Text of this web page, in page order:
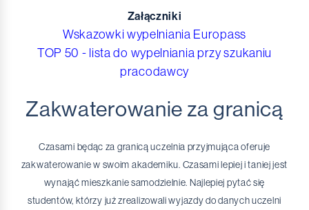
Załączniki
Wskazowki wypelniania Europass
TOP 50 - lista do wypelniania przy szukaniu
pracodawcy
Zakwaterowanie za granicą
Czasami będąc za granicą uczelnia przyjmująca oferuje
zakwaterowanie w swoim akademiku. Czasami lepiej i taniej jest
wynająć mieszkanie samodzielnie. Najlepiej pytać się
studentów, którzy już zrealizowali wyjazdy do danych uczelni